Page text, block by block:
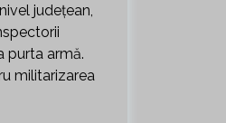
judeţean,
purta armă.
militarizarea